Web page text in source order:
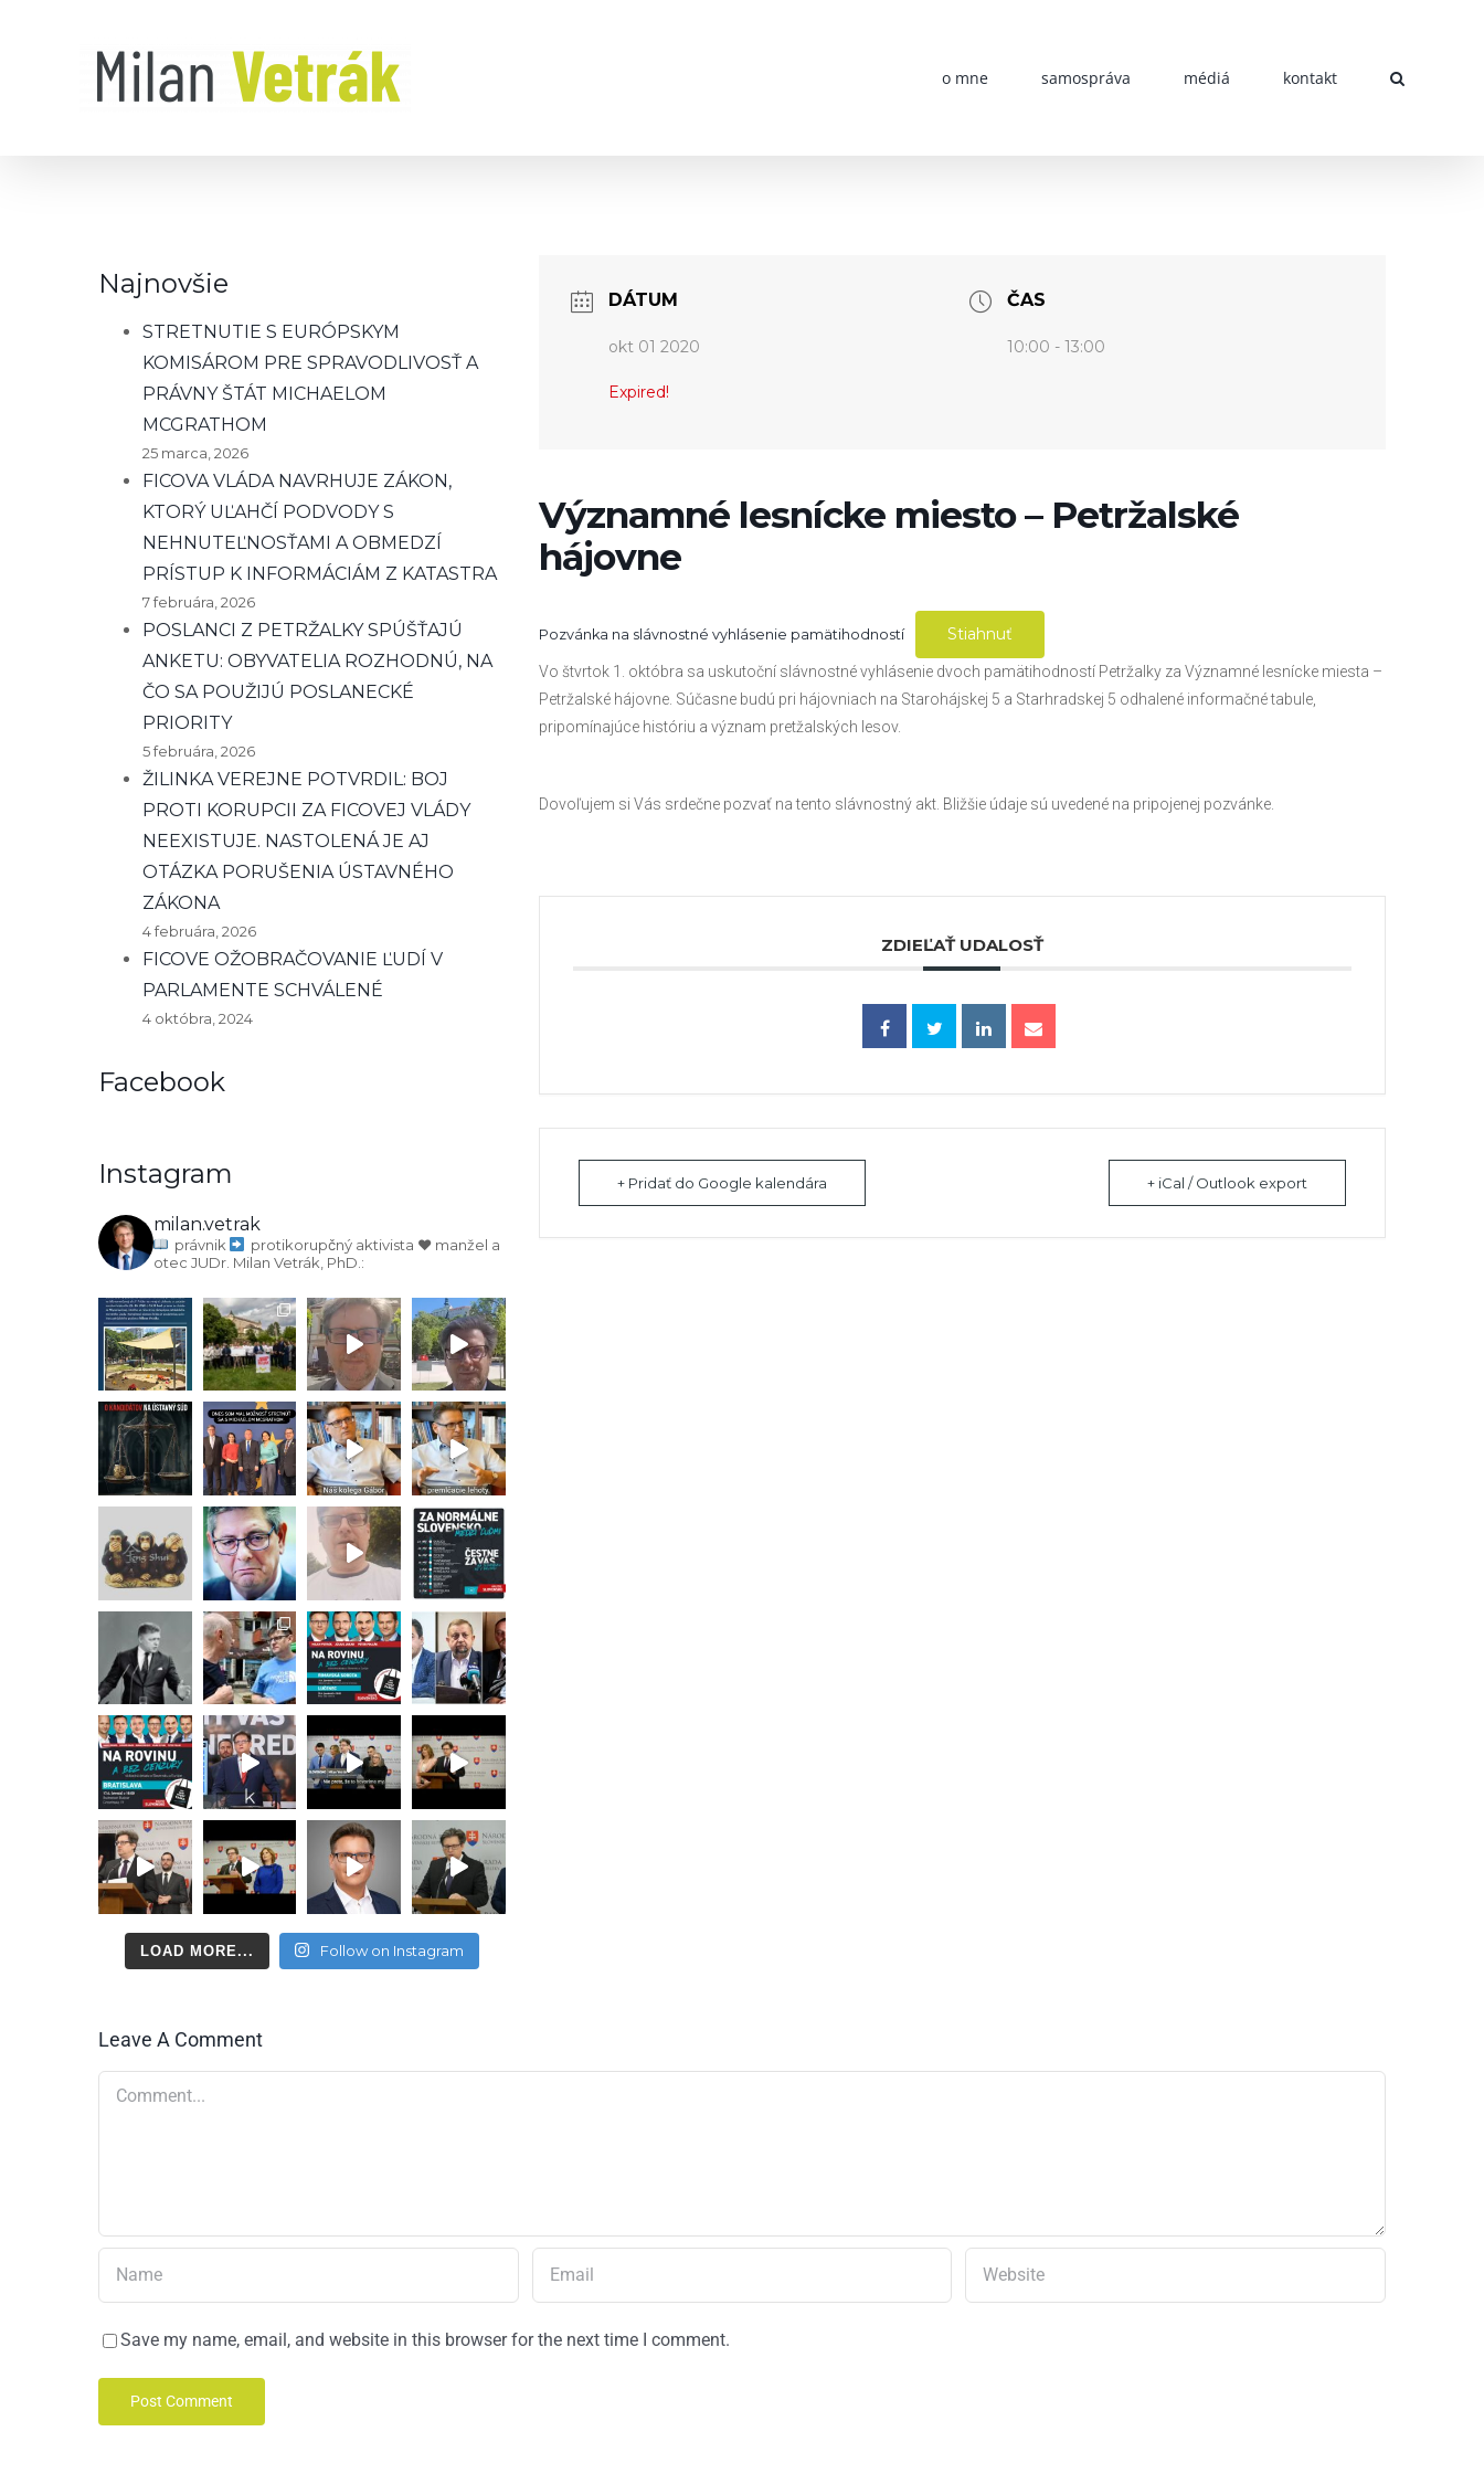
o mne samospráva médiá kontakt
Najnovšie
STRETNUTIE S EURÓPSKYM
KOMISÁROM PRE SPRAVODLIVOSŤ A
PRÁVNY ŠTÁT MICHAELOM
MCGRATHOM
25 marca, 2026
FICOVA VLÁDA NAVRHUJE ZÁKON,
KTORÝ UĽAHČÍ PODVODY S
NEHNUTEĽNOSŤAMI A OBMEDZÍ
PRÍSTUP K INFORMÁCIÁM Z KATASTRA
7 februára, 2026
POSLANCI Z PETRŽALKY SPÚŠŤAJÚ
ANKETU: OBYVATELIA ROZHODNÚ, NA
ČO SA POUŽIJÚ POSLANECKÉ
PRIORITY
5 februára, 2026
ŽILINKA VEREJNE POTVRDIL: BOJ
PROTI KORUPCII ZA FICOVEJ VLÁDY
NEEXISTUJE. NASTOLENÁ JE AJ
OTÁZKA PORUŠENIA ÚSTAVNÉHO
ZÁKONA
4 februára, 2026
FICOVE OŽOBRAČOVANIE ĽUDÍ V
PARLAMENTE SCHVÁLENÉ
4 októbra, 2024
Facebook
Instagram
milan.vetrak
právnik protikorupčný aktivista ♥️ manžel a
otec JUDr. Milan Vetrák, PhD.:
LOAD MORE... Follow on Instagram
DÁTUM
okt 01 2020
Expired!
ČAS
10:00 - 13:00
Významné lesnícke miesto – Petržalské
hájovne
Pozvánka na slávnostné vyhlásenie pamätihodností Stiahnuť
Vo štvrtok 1. októbra sa uskutoční slávnostné vyhlásenie dvoch pamätihodností Petržalky za Významné lesnícke miesta –
Petržalské hájovne. Súčasne budú pri hájovniach na Starohájskej 5 a Starhradskej 5 odhalené informačné tabule,
pripomínajúce históriu a význam pretžalských lesov.
Dovoľujem si Vás srdečne pozvať na tento slávnostný akt. Bližšie údaje sú uvedené na pripojenej pozvánke.
ZDIEĽAŤ UDALOSŤ
+ Pridať do Google kalendára + iCal / Outlook export
Leave A Comment
Comment
Save my name, email, and website in this browser for the next time I comment.